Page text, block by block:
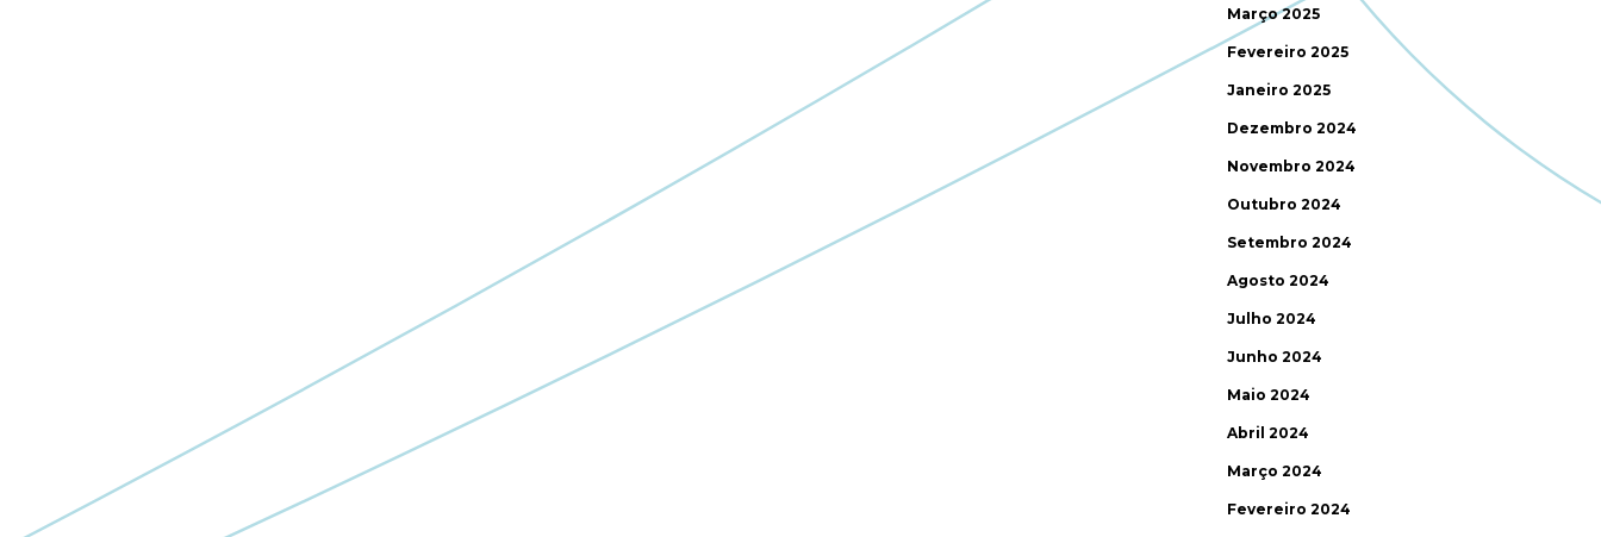
Março 2025
Fevereiro 2025
Janeiro 2025
Dezembro 2024
Novembro 2024
Outubro 2024
Setembro 2024
Agosto 2024
Julho 2024
Junho 2024
Maio 2024
Abril 2024
Março 2024
Fevereiro 2024